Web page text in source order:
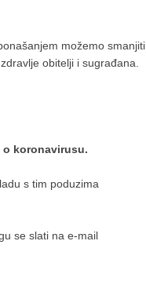
možemo smanjiti
obitelji i sugrađana.
o koronavirusu.
s tim poduzima
se slati na e-mail